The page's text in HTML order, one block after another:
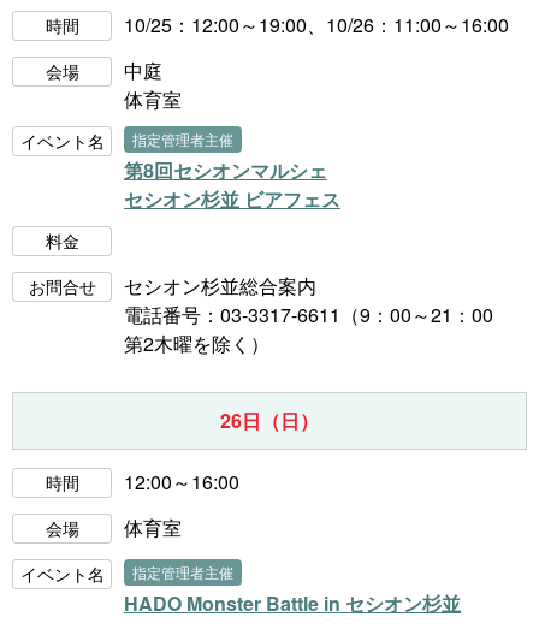
時間 10/25：12:00～19:00、10/26：11:00～16:00
会場
中庭
体育室
イベント名 指定管理者主催
第8回セシオンマルシェ
セシオン杉並 ビアフェス
料金
お問合せ
セシオン杉並総合案内
電話番号：03-3317-6611（9：00～21：00
第2木曜を除く）
26日（日）
時間 12:00～16:00
会場 体育室
イベント名 指定管理者主催
HADO Monster Battle in セシオン杉並